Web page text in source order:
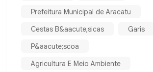
Prefeitura Municipal de Aracatu
Cestas B&aacute;sicas
Garis
P&aacute;scoa
Agricultura E Meio Ambiente